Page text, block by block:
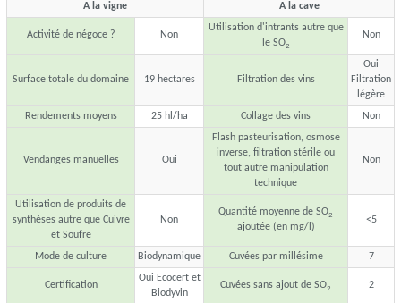
A la vigne A la cave
Activité de négoce ? Non
Utilisation d'intrants autre que
le SO2
Non
Surface totale du domaine 19 hectares Filtration des vins
Oui
Filtration
légère
Rendements moyens
25 hl/ha Collage des vins Non
Vendanges manuelles Oui
Flash pasteurisation, osmose
inverse, filtration stérile ou
tout autre manipulation
technique
Non
Utilisation de produits de
synthèses autre que Cuivre
et Soufre
Non
Quantité moyenne de SO2
ajoutée (en mg/l)
<5
Mode de culture Biodynamique Cuvées par millésime 7
Certification
Oui Ecocert et
Biodyvin
Cuvées sans ajout de SO2 2